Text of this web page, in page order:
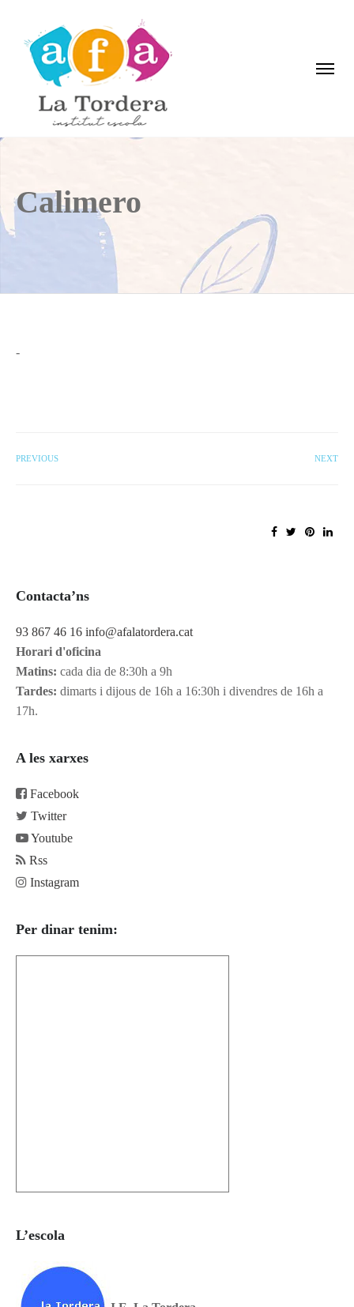
Calimero
-
PREVIOUS NEXT
Contacta’ns
93 867 46 16 info@afalatordera.cat
Horari d'oficina
Matins: cada dia de 8:30h a 9h
Tardes: dimarts i dijous de 16h a 16:30h i divendres de 16h a
17h.
A les xarxes
Facebook
Twitter
Youtube
Rss
Instagram
Per dinar tenim:
L’escola